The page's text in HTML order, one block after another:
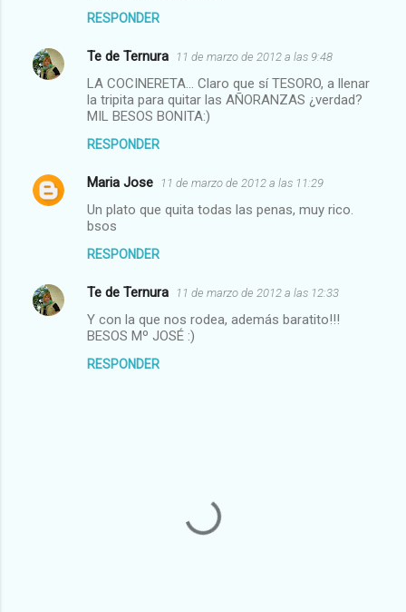
RESPONDER
Te de Ternura 11 de marzo de 2012 a las 9:48
LA COCINERETA... Claro que sí TESORO, a llenar
la tripita para quitar las AÑORANZAS ¿verdad?
MIL BESOS BONITA:)
RESPONDER
Maria Jose 11 de marzo de 2012 a las 11:29
Un plato que quita todas las penas, muy rico.
bsos
RESPONDER
Te de Ternura 11 de marzo de 2012 a las 12:33
Y con la que nos rodea, además baratito!!!
BESOS Mº JOSÉ :)
RESPONDER